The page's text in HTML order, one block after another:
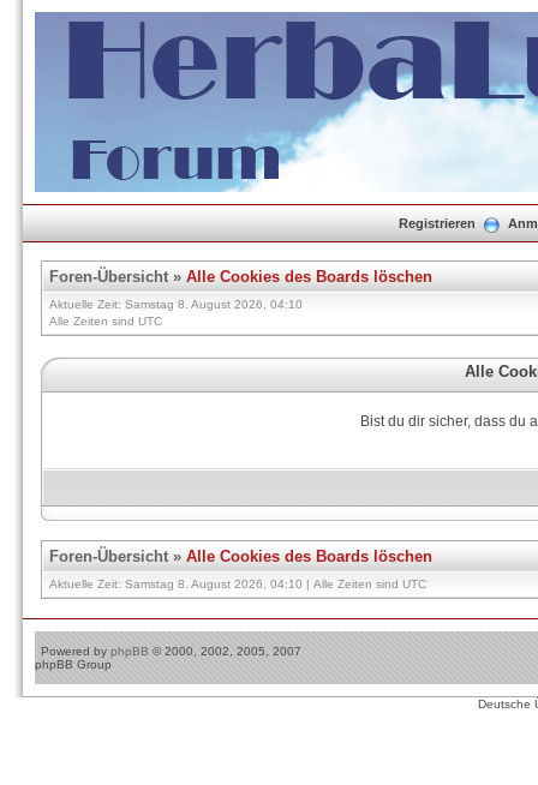
Registrieren
Foren-Übersicht» Alle Cookies des Boards löschen
Aktuelle Zeit: Samstag 8. August 2026, 04:10
Alle Zeiten sind UTC
Alle
Bist du dir sicher, dass du
Foren-Übersicht» Alle Cookies des Boards löschen
Aktuelle Zeit: Samstag 8. August 2026, 04:10 | Alle Zeiten sind UTC
Powered by phpBB © 2000, 2002, 2005, 2007
phpBB Group
Deutsche